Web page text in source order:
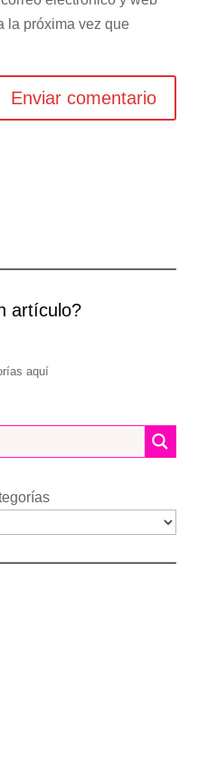
la próxima vez que
artículo?
aquí